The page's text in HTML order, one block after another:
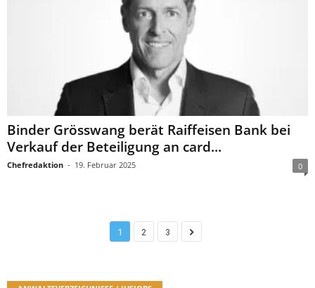
Binder Grösswang berät Raiffeisen Bank bei
Verkauf der Beteiligung an card...
Chefredaktion - 19. Februar 2025 0
1 2 3